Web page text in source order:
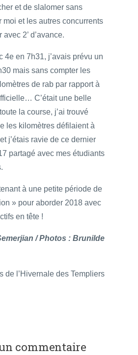
et de slalomer sans
moi et les autres concurrents
2’ d’avance.
4e en 7h31, j’avais prévu un
mais sans compter les
de rab par rapport à
C’était une belle
la course, j’ai trouvé
les kilomètres défilaient à
j’étais ravie de ce dernier
partagé avec mes étudiants
à une petite période de
» pour aborder 2018 avec
en tête !
/ Photos : Brunilde
de l’Hivernale des Templiers
commentaire